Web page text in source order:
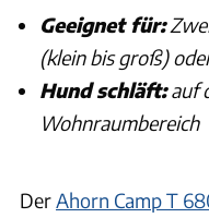
Geeignet für:
(klein bis groß)
Hund schläft:auf
Wohnraumbereich
DerAhorn Camp T